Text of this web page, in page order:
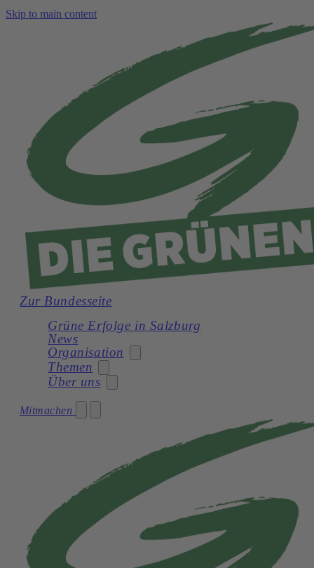
Skip to main content
Zur Bundesseite
Grüne Erfolge in Salzburg
News
Organisation
Stadträtin
Gemeinderatswahl 2024 – Unser Team
Themen
Soziales
Verkehr und Mobilität
Kultur
Natur und Umwelt
Demokratie
Über uns
Unsere Statuten
Geschichte
Mitmachen